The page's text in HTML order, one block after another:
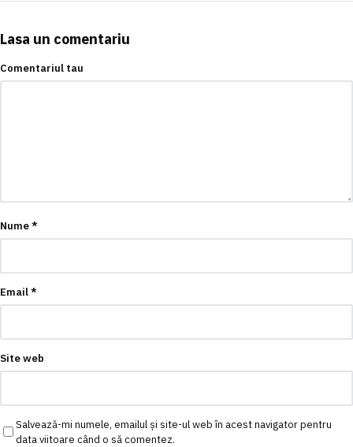
Lasa un comentariu
Comentariul tau
Nume*
Email*
Site web
Salvează-mi numele, emailul și site-ul web în acest navigator pentru
data viitoare când o să comentez.